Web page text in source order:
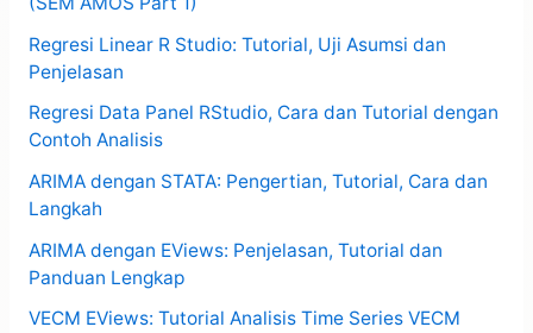
Regresi Linear R Studio: Tutorial, Uji Asumsi dan
Penjelasan
Regresi Data Panel RStudio, Cara dan Tutorial dengan
Contoh Analisis
ARIMA dengan STATA: Pengertian, Tutorial, Cara dan
Langkah
ARIMA dengan EViews: Penjelasan, Tutorial dan
Panduan Lengkap
VECM EViews: Tutorial Analisis Time Series VECM